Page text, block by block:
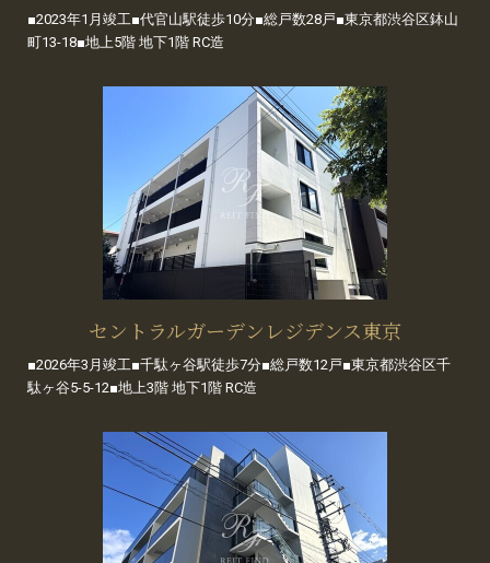
■2023年1月竣工■代官山駅徒歩10分■総戸数28戸■東京都渋谷区鉢山
町13-18■地上5階 地下1階 RC造
セントラルガーデンレジデンス東京
■2026年3月竣工■千駄ヶ谷駅徒歩7分■総戸数12戸■東京都渋谷区千
駄ヶ谷5-5-12■地上3階 地下1階 RC造